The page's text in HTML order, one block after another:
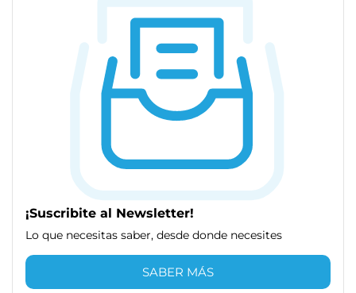
¡Suscribite al Newsletter!
Lo que necesitas saber, desde donde necesites
SABER MÁS